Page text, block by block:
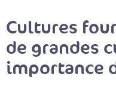
Cultures
de grandes
importance